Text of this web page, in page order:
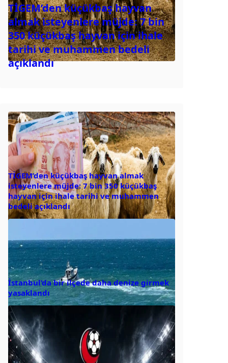
TİGEM’den küçükbaş hayvan
almak isteyenlere müjde: 7 bin
350 küçükbaş hayvan için ihale
tarihi ve muhammen bedeli
açıklandı
TİGEM’den küçükbaş hayvan almak
isteyenlere müjde: 7 bin 350 küçükbaş
hayvan için ihale tarihi ve muhammen
bedeli açıklandı
İstanbul’da bir ilçede daha denize girmek
yasaklandı